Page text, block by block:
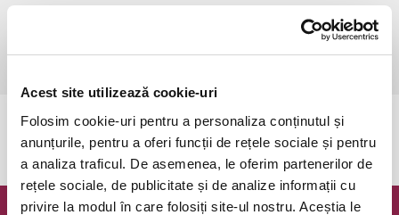
Acest site utilizează cookie-uri
Folosim cookie-uri pentru a personaliza conținutul și
anunțurile, pentru a oferi funcții de rețele sociale și pentru
a analiza traficul. De asemenea, le oferim partenerilor de
rețele sociale, de publicitate și de analize informații cu
privire la modul în care folosiți site-ul nostru. Aceștia le
Evenimentul a expirat.